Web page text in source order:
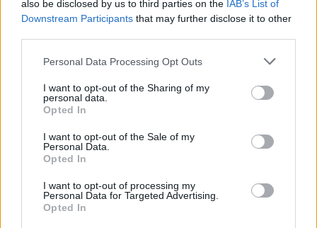
also be disclosed by us to third parties on the IAB’s List of
Downstream Participants that may further disclose it to other
Please note that this website/app uses one or more Google
not limited to your visit or usage behaviour. You may click to
grant or deny consent to Google and its third-party tags to
use your data for below specified purposes in below Google
consent section.
Personal Data Processing Opt Outs
I want to opt-out of the Sharing of my
personal data.
Opted In
I want to opt-out of the Sale of my
Personal Data.
Opted In
I want to opt-out of processing my
Personal Data for Targeted Advertising.
Opted In
NECROLOGIE
Mario Malu
Paolo Pinna